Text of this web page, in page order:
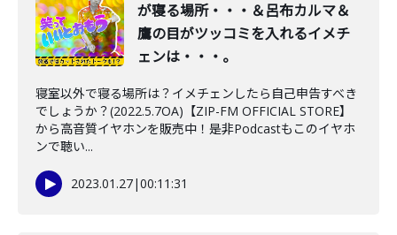
が寝る場所・・・＆呂布カルマ＆
鷹の目がツッコミを入れるイメチ
ェンは・・・。
寝室以外で寝る場所は？イメチェンしたら自己申告すべき
でしょうか？(2022.5.7OA)【ZIP-FM OFFICIAL STORE】
から高音質イヤホンを販売中！是非Podcastもこのイヤホ
ンで聴い...
2023.01.27|00:11:31